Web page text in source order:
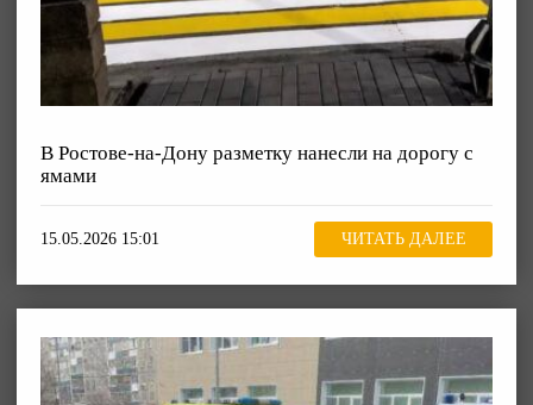
В Ростове-на-Дону разметку нанесли на дорогу с
ямами
15.05.2026 15:01 ЧИТАТЬ ДАЛЕЕ